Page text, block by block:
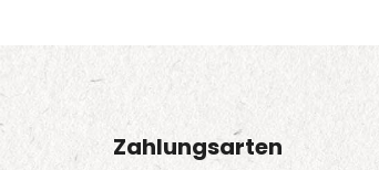
auf.
Die
Optionen
Zahlungsarten